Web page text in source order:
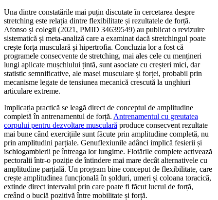
Una dintre constatările mai puțin discutate în cercetarea despre
stretching este relația dintre flexibilitate și rezultatele de forță.
Afonso și colegii (2021, PMID 34639549) au publicat o revizuire
sistematică și meta-analiză care a examinat dacă stretchingul poate
crește forța musculară și hipertrofia. Concluzia lor a fost că
programele consecvente de stretching, mai ales cele cu mențineri
lungi aplicate mușchiului țintă, sunt asociate cu creșteri mici, dar
statistic semnificative, ale masei musculare și forței, probabil prin
mecanisme legate de tensiunea mecanică crescută la unghiuri
articulare extreme.
Implicația practică se leagă direct de conceptul de amplitudine
completă în antrenamentul de forță. Antrenamentul cu greutatea
corpului pentru dezvoltare musculară produce consecvent rezultate
mai bune când exercițiile sunt făcute prin amplitudine completă, nu
prin amplitudini parțiale. Genuflexiunile adânci implică fesierii și
ischiogambierii pe întreaga lor lungime. Flotările complete activează
pectoralii într-o poziție de întindere mai mare decât alternativele cu
amplitudine parțială. Un program bine conceput de flexibilitate, care
crește amplitudinea funcțională în șolduri, umeri și coloana toracică,
extinde direct intervalul prin care poate fi făcut lucrul de forță,
creând o buclă pozitivă între mobilitate și forță.